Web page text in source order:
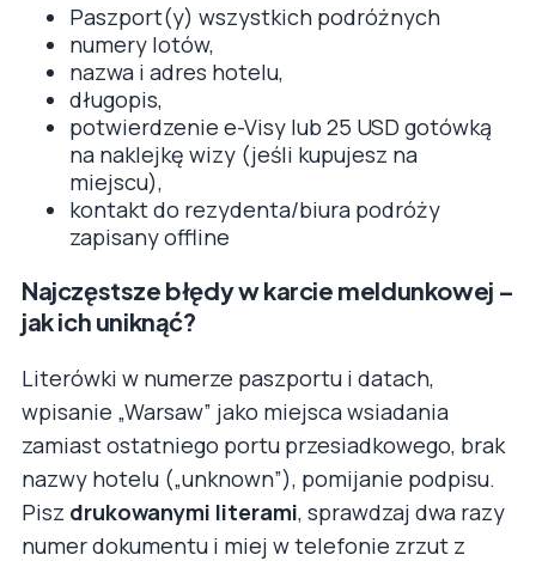
Paszport(y) wszystkich podróżnych
numery lotów,
nazwa i adres hotelu,
długopis,
potwierdzenie e-Visy lub 25 USD gotówką
na naklejkę wizy (jeśli kupujesz na
miejscu),
kontakt do rezydenta/biura podróży
zapisany offline
Najczęstsze błędy w karcie meldunkowej –
jak ich uniknąć?
Literówki w numerze paszportu i datach,
wpisanie „Warsaw” jako miejsca wsiadania
zamiast ostatniego portu przesiadkowego, brak
nazwy hotelu („unknown”), pomijanie podpisu.
Pisz drukowanymi literami, sprawdzaj dwa razy
numer dokumentu i miej w telefonie zrzut z